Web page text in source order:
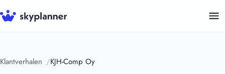
Ga
naar
Klantverhalen KJH-Comp Oy